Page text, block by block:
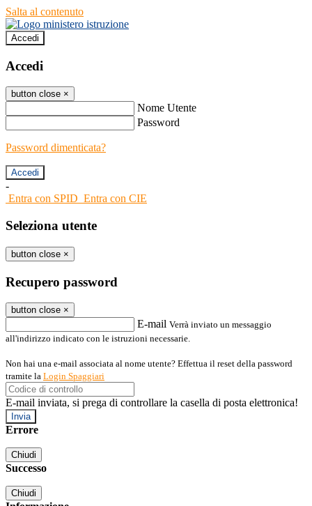
Salta al contenuto
Accedi
Accedi
button close ×
Nome Utente
Password
Password dimenticata?
-
Entra con SPID Entra con CIE
Seleziona utente
button close ×
Recupero password
button close ×
E-mail Verrà inviato un messaggio
all'indirizzo indicato con le istruzioni necessarie.
Non hai una e-mail associata al nome utente? Effettua il reset della password
tramite la Login Spaggiari
E-mail inviata, si prega di controllare la casella di posta elettronica!
Errore
Chiudi
Successo
Chiudi